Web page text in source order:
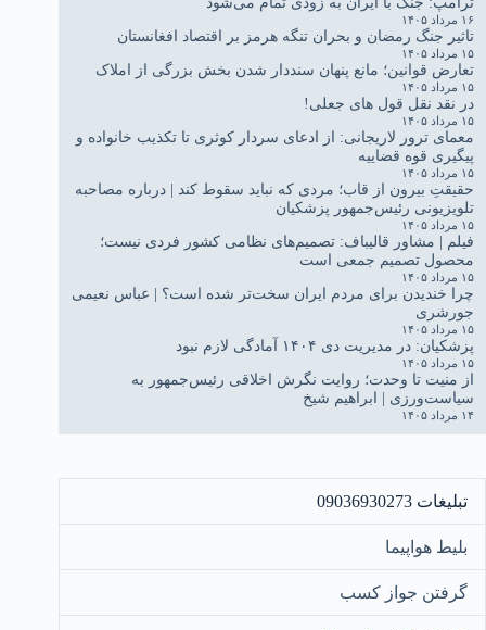
۱۶ مرداد ۱۴۰۵
تاثیر جنگ رمضان و بحران تنگه هرمز بر اقتصاد افغانستان
۱۵ مرداد ۱۴۰۵
تعارض قوانین؛ مانع پنهان سنددار شدن بخش بزرگی از املاک
۱۵ مرداد ۱۴۰۵
در نقد نقل قول های جعلی!
۱۵ مرداد ۱۴۰۵
معمای ترور لاریجانی: از ادعای سردار کوثری تا تکذیب خانواده و
پیگیری قوه قضاییه
۱۵ مرداد ۱۴۰۵
حقیقتِ بیرون از قاب؛ مردی که نباید سقوط کند | درباره مصاحبه
تلویزیونی رئیس‌جمهور پزشکیان
۱۵ مرداد ۱۴۰۵
فیلم | مشاور قالیباف: تصمیم‌های نظامی کشور فردی نیست؛
محصول تصمیم جمعی است
۱۵ مرداد ۱۴۰۵
چرا خندیدن برای مردم ایران سخت‌تر شده است؟ | عباس نعیمی
جورشری
۱۵ مرداد ۱۴۰۵
پزشکیان: در مدیریت دی ۱۴۰۴ آمادگی لازم نبود
۱۵ مرداد ۱۴۰۵
از منیت تا وحدت؛ روایت نگرش اخلاقی رئیس‌جمهور به
سیاست‌ورزی | ابراهیم شیخ
۱۴ مرداد ۱۴۰۵
تبلیغات 09036930273
بلیط هواپیما
گرفتن جواز کسب